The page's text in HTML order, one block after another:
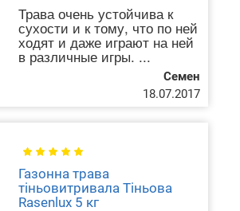
Трава очень устойчива к
сухости и к тому, что по ней
ходят и даже играют на ней
в различные игры. ...
Семен
18.07.2017
Газонна трава
тіньовитривала Тіньова
Rasenlux 5 кг